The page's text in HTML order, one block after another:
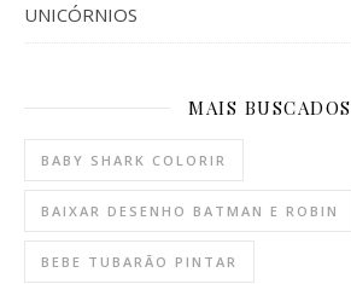
UNICÓRNIOS
MAIS BUSCADOS
BABY SHARK COLORIR
BAIXAR DESENHO BATMAN E ROBIN
BEBE TUBARÃO PINTAR